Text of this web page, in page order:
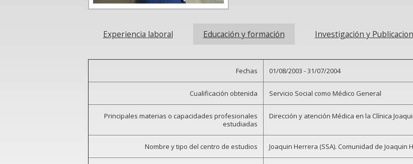
Experiencia laboral Educación y formación Investigación y
Fechas 01/08/2003 - 31/07/2004
Cualificación obtenida Servicio Social como Médico General
Principales materias o capacidades profesionales
estudiadas
Dirección y atención Médica en la Clínica
Nombre y tipo del centro de estudios Joaquin Herrera (SSA). Comunidad de Joaquin